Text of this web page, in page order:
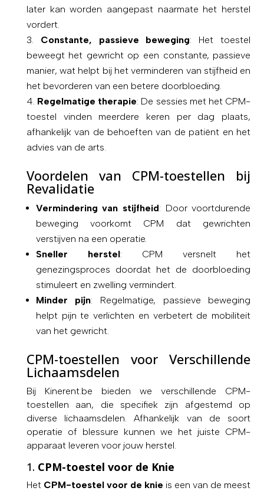
later kan worden aangepast naarmate het herstel
vordert.
Constante, passieve beweging: Het toestel
beweegt het gewricht op een constante, passieve
manier, wat helpt bij het verminderen van stijfheid en
het bevorderen van een betere doorbloeding.
Regelmatige therapie: De sessies met het CPM-
toestel vinden meerdere keren per dag plaats,
afhankelijk van de behoeften van de patiënt en het
advies van de arts.
Voordelen van CPM-toestellen bij
Revalidatie
Vermindering van stijfheid: Door voortdurende
beweging voorkomt CPM dat gewrichten
verstijven na een operatie.
Sneller herstel: CPM versnelt het
genezingsproces doordat het de doorbloeding
stimuleert en zwelling vermindert.
Minder pijn: Regelmatige, passieve beweging
helpt pijn te verlichten en verbetert de mobiliteit
van het gewricht.
CPM-toestellen voor Verschillende
Lichaamsdelen
Bij Kinerent.be bieden we verschillende CPM-
toestellen aan, die specifiek zijn afgestemd op
diverse lichaamsdelen. Afhankelijk van de soort
operatie of blessure kunnen we het juiste CPM-
apparaat leveren voor jouw herstel.
1. CPM-toestel voor de Knie
Het CPM-toestel voor de knie is een van de meest